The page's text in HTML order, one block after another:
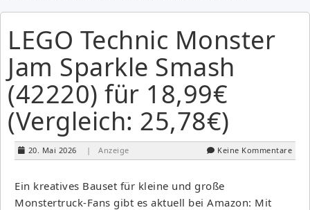
LEGO Technic Monster
Jam Sparkle Smash
(42220) für 18,99€
(Vergleich: 25,78€)
20. Mai 2026 | Anzeige Keine Kommentare
Ein kreatives Bauset für kleine und große
Monstertruck-Fans gibt es aktuell bei Amazon: Mit